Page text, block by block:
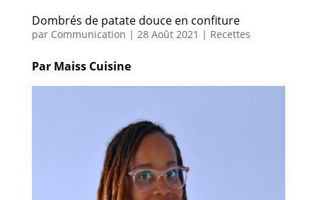
Dombrés de patate douce en confiture
par Communication | 28 Août 2021 | Recettes
Par Maiss Cuisine